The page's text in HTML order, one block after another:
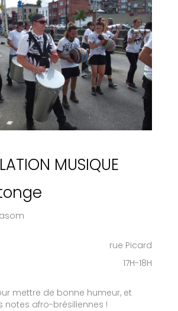
MUSIQUE
rue Picard
17H-18H
mettre de bonne humeur, et
notes afro-brésiliennes !